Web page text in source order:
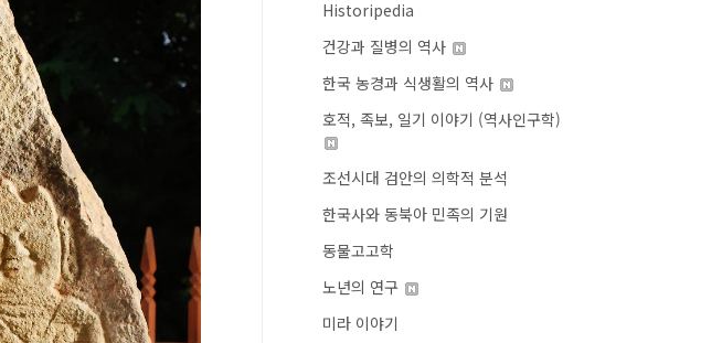
Historipedia
건강과 질병의 역사
한국 농경과 식생활의 역사
호적, 족보, 일기 이야기 (역사인구학)
조선시대 검안의 의학적 분석
한국사와 동북아 민족의 기원
동물고고학
노년의 연구
미라 이야기